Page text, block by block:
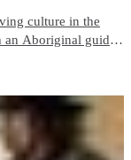
culture in the
an Aboriginal guide